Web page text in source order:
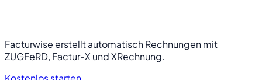
Facturwise erstellt automatisch Rechnungen mit
ZUGFeRD, Factur-X und XRechnung.